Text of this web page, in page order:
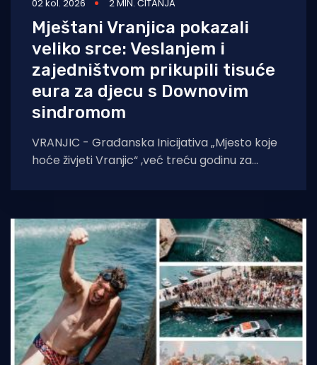
02 kol. 2026 2 MIN. ČITANJA
Mještani Vranjica pokazali
veliko srce: Veslanjem i
zajedništvom prikupili tisuće
eura za djecu s Downovim
sindromom
VRANJIC - Građanska Inicijativa „Mjesto koje
hoće živjeti Vranjic“ ,već treću godinu za
humanitarnu utrku